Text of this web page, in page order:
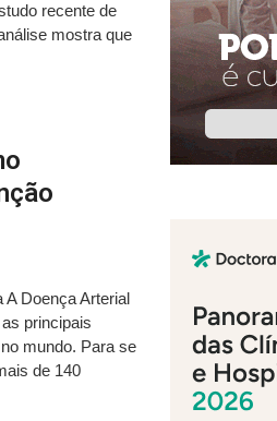
recente de
mostra que
A Doença Arterial
principais
mundo. Para se
de 140